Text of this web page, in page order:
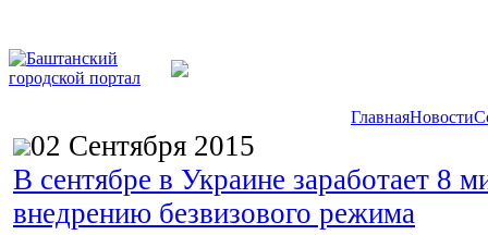
ГлавнаяНовости
02 Сентября 2015
В сентябре в Украине заработает 8
внедрению безвизового режима